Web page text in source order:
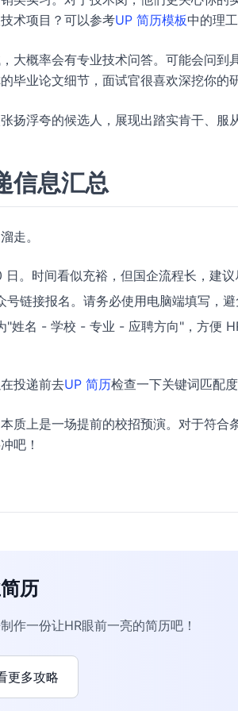
术项目？可以参考UP 简历模板中的理工
大概率会有专业技术问答。可能会问到
毕业论文细节，面试官很喜欢深挖你的
扬浮夸的候选人，展现出踏实肯干、服
信息汇总
走。
。时间看似充裕，但国企流程长，建议
号链接报名。请务必使用电脑端填写，
"姓名 - 学校 - 专业 - 应聘方向"，方便
投递前去UP 简历检查一下关键词匹配
质上是一场提前的校招预演。对于符合
吧！
历
作一份让HR眼前一亮的简历吧！
更多攻略